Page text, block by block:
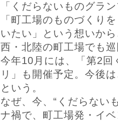
「くだらないものグラ
「町工場のものづくり
いたい」という想いか
西・北陸の町工場でも
今年10月には、「第2回
リ」も開催予定。今後
という。
なぜ、今、“くだらない
ナ禍で、町工場発・イ